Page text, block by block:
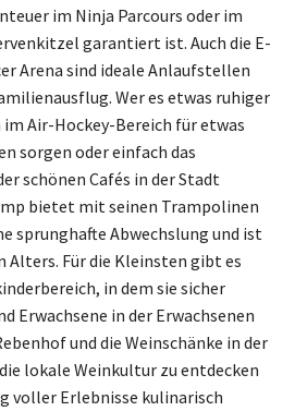
im Ninja Parcours oder im
garantiert ist. Auch die E-
Arena sind ideale Anlaufstellen
Wer es etwas ruhiger
Air-Hockey-Bereich für etwas
sorgen oder einfach das
schönen Cafés in der Stadt
bietet mit seinen Trampolinen
sprunghafte Abwechslung und ist
Alters. Für die Kleinsten gibt es
in dem sie sicher
Erwachsene in der Erwachsenen
und die Weinschänke in der
lokale Weinkultur zu entdecken
voller Erlebnisse kulinarisch